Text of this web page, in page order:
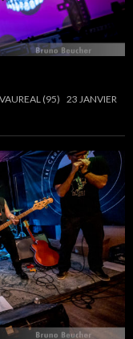
(95) 23 JANVIER